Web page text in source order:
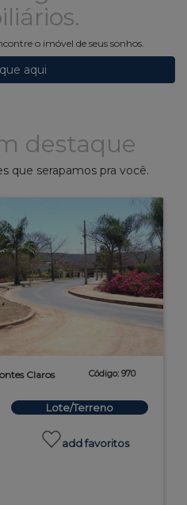
o imóvel de seus sonhos.
aqui
destaque
que serapamos pra você.
Claros Código: 970
Lote/Terreno
add favoritos